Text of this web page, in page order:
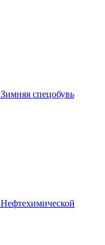
Зимняя спецобувь
Нефтехимической